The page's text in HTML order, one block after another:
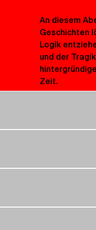
An diesem
Geschichten
Logik
und der
Zeit.